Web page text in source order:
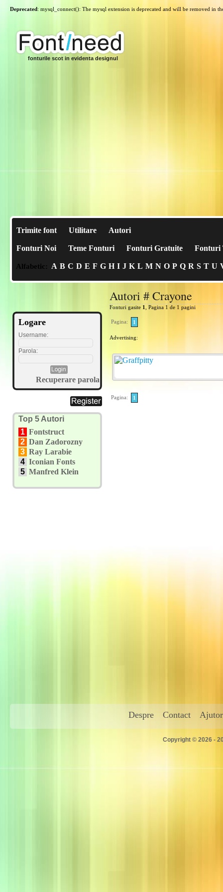
Deprecated: mysql_connect(): The mysql extension is deprecated and will be removed in
fonturile scot in evidenta designul
Trimite font Utilitare Autori
Fonturi Noi Teme Fonturi Fonturi Gratuite Fonturi
Alfabetic: A B C D E F G H I J K L M N O P Q R S T U
Logare
Username:
Parola:
Recuperare parola
Top 5 Autori
1 Fontstruct
2 Dan Zadorozny
3 Ray Larabie
4 Iconian Fonts
5 Manfred Klein
Autori # Crayone
Fonturi gasite 1 , Pagina 1 de 1 pagini
Pagina: 1
Advertising:
Pagina: 1
Despre Contact Ajutor
Copyright © 2026 -